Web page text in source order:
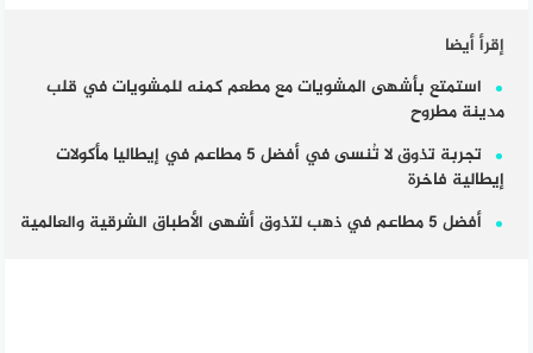
إقرأ أيضا
استمتع بأشهى المشويات مع مطعم كمنه للمشويات في قلب
مدينة مطروح
تجربة تذوق لا تُنسى في أفضل 5 مطاعم في إيطاليا مأكولات
إيطالية فاخرة
أفضل 5 مطاعم في ذهب لتذوق أشهى الأطباق الشرقية والعالمية